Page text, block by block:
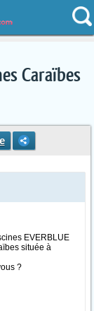
Caraïbes
EVERBLUE
située à
?